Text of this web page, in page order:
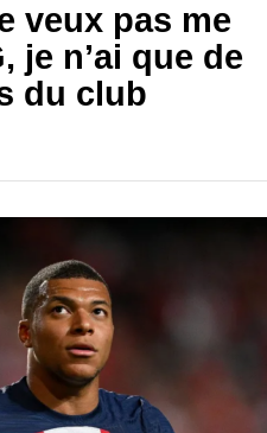
veux pas me
je n’ai que de
du club